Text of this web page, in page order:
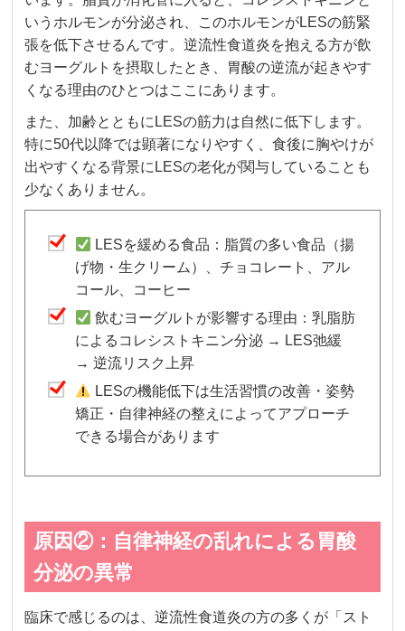
いうホルモンが分泌され、このホルモンがLESの筋緊
張を低下させるんです。逆流性食道炎を抱える方が飲
むヨーグルトを摂取したとき、胃酸の逆流が起きやす
くなる理由のひとつはここにあります。
また、加齢とともにLESの筋力は自然に低下します。
特に50代以降では顕著になりやすく、食後に胸やけが
出やすくなる背景にLESの老化が関与していることも
少なくありません。
LESを緩める食品：脂質の多い食品（揚
げ物・生クリーム）、チョコレート、アル
コール、コーヒー
飲むヨーグルトが影響する理由：乳脂肪
によるコレシストキニン分泌 → LES弛緩
→ 逆流リスク上昇
LESの機能低下は生活習慣の改善・姿勢
矯正・自律神経の整えによってアプローチ
できる場合があります
原因②：自律神経の乱れによる胃酸
分泌の異常
臨床で感じるのは、逆流性食道炎の方の多くが「スト